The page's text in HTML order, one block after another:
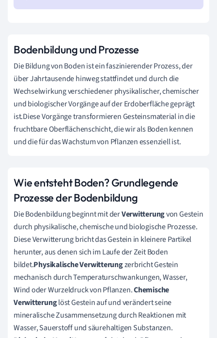
Bodenbildung und Prozesse
Die Bildung von Boden ist ein faszinierender Prozess, der
über Jahrtausende hinweg stattfindet und durch die
Wechselwirkung verschiedener physikalischer, chemischer
und biologischer Vorgänge auf der Erdoberfläche geprägt
ist.Diese Vorgänge transformieren Gesteinsmaterial in die
fruchtbare Oberflächenschicht, die wir als Boden kennen
und die für das Wachstum von Pflanzen essenziell ist.
Wie entsteht Boden? Grundlegende
Prozesse der Bodenbildung
Die Bodenbildung beginnt mit derVerwitterungvon Gestein
durch physikalische, chemische und biologische Prozesse.
Diese Verwitterung bricht das Gestein in kleinere Partikel
herunter, aus denen sich im Laufe der Zeit Boden
bildet.Physikalische Verwitterungzerbricht Gestein
mechanisch durch Temperaturschwankungen, Wasser,
Wind oder Wurzeldruck von Pflanzen.Chemische
Verwitterunglöst Gestein auf und verändert seine
mineralische Zusammensetzung durch Reaktionen mit
Wasser, Sauerstoff und säurehaltigen Substanzen.